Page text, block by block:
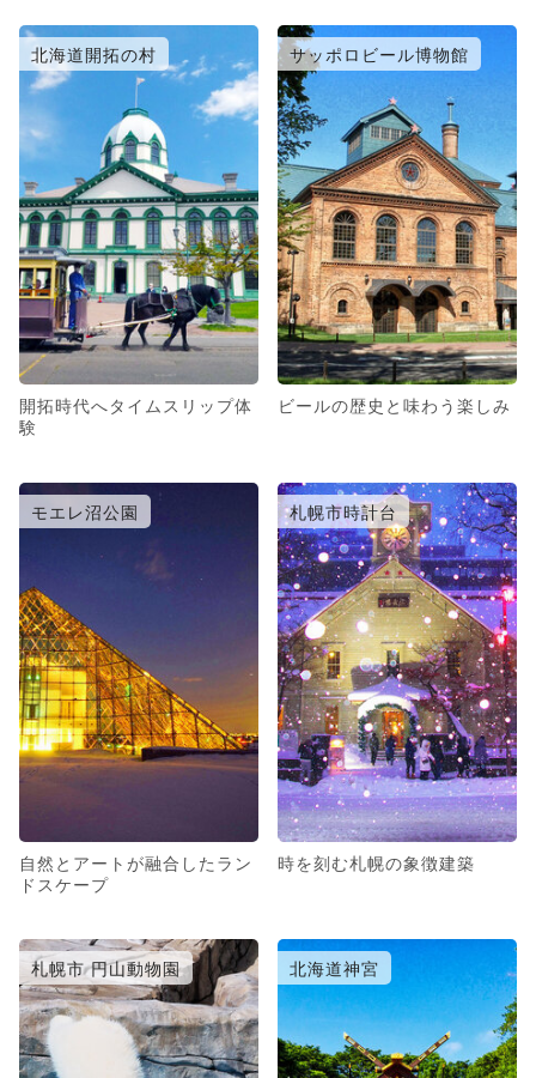
北海道開拓の村
開拓時代へタイムスリップ体
験
サッポロビール博物館
ビールの歴史と味わう楽しみ
モエレ沼公園
自然とアートが融合したラン
ドスケープ
札幌市時計台
時を刻む札幌の象徴建築
札幌市 円山動物園 北海道神宮